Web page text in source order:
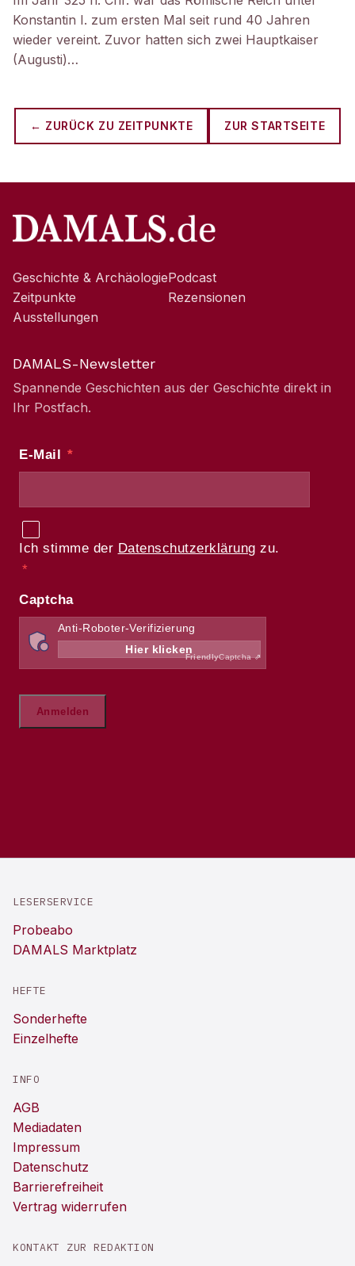
Konstantin I. zum ersten Mal seit rund 40 Jahren
wieder vereint. Zuvor hatten sich zwei Hauptkaiser
(Augusti)…
← ZURÜCK ZU ZEITPUNKTE ZUR STARTSEITE
Geschichte & Archäologie
Zeitpunkte
Ausstellungen
Podcast
Rezensionen
DAMALS-Newsletter
Spannende Geschichten aus der Geschichte direkt in
Ihr Postfach.
LESERSERVICE
Probeabo
DAMALS Marktplatz
HEFTE
Sonderhefte
Einzelhefte
INFO
AGB
Mediadaten
Impressum
Datenschutz
Barrierefreiheit
Vertrag widerrufen
KONTAKT ZUR REDAKTION